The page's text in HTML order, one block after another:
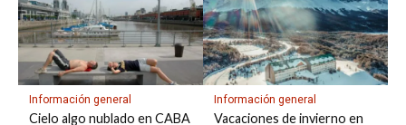
Información general
Cielo algo nublado en CABA
Información general
Vacaciones de invierno en